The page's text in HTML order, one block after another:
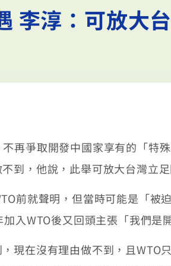
李淳：可放大
爭取開發中國家享有的「特
到，他說，此舉可放大台灣立
就聲明，但當時可能是「被
入WTO後又回頭主張「我們是
在沒有理由做不到，且WTO